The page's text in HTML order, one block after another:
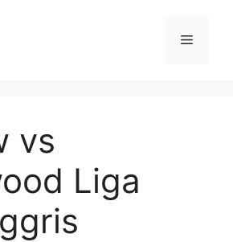
Menu
vs
Liga